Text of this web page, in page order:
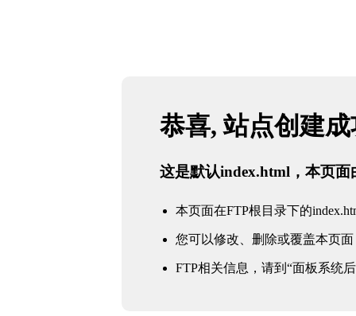
恭喜, 站点创建
这是默认index.html，本页面
本页面在FTP根目录下的
您可以修改、删除或覆盖本页面
FTP相关信息，请到“面板系统